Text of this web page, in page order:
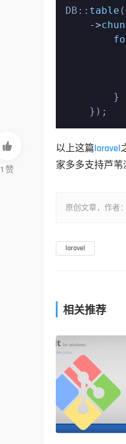
DB:: table (
->
    });
以上这篇laravel
家多多支持芦苇
原创文章，作者
laravel
相关推荐
PHP技术

1 赞